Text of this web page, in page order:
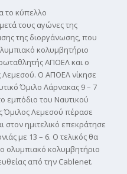
το κύπελλο
τους αγώνες της
της διοργάνωσης, που
κολυμβητήριο
ΑΠΟΕΛ και ο
Λεμεσού. Ο ΑΠΟΕΛ νίκησε
Όμιλο Λάρνακας 9 – 7
εμπόδιο του Ναυτικού
Όμιλος Λεμεσού πέρασε
στον ημιτελικό επεκράτησε
με 13 – 6. Ο τελικός θα
ολυμπιακό κολυμβητήριο
από την Cablenet.